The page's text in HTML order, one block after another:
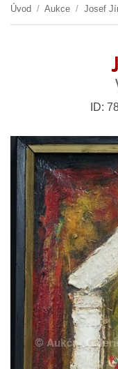
Úvod / Aukce / Josef
ID: